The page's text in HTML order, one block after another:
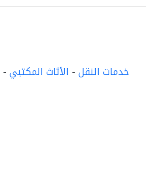
خدمات النقل- الأثاث المكتبي-